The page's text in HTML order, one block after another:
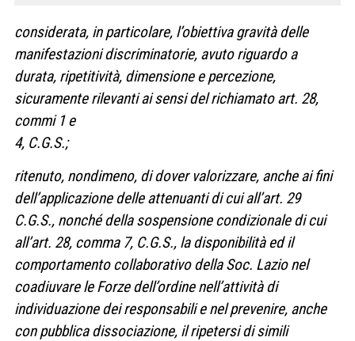
considerata, in particolare, l’obiettiva gravità delle
manifestazioni discriminatorie, avuto riguardo a
durata, ripetitività, dimensione e percezione,
sicuramente rilevanti ai sensi del richiamato art. 28,
commi 1 e
4, C.G.S.;
ritenuto, nondimeno, di dover valorizzare, anche ai fini
dell’applicazione delle attenuanti di cui all’art. 29
C.G.S., nonché della sospensione condizionale di cui
all’art. 28, comma 7, C.G.S., la disponibilità ed il
comportamento collaborativo della Soc. Lazio nel
coadiuvare le Forze dell’ordine nell’attività di
individuazione dei responsabili e nel prevenire, anche
con pubblica dissociazione, il ripetersi di simili